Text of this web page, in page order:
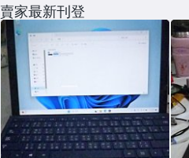
賣家最新刊登